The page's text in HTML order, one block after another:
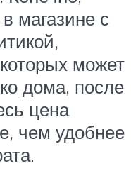
магазине с
может
дома, после
цена
чем удобнее